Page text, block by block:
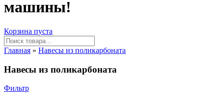
машины!
Корзина пуста
Главная » Навесы из поликарбоната
Навесы из поликарбоната
Фильтр